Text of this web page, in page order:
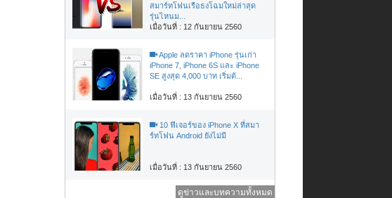
สมาร์ทโฟนเรือธงโฉมใหม่ล่าสุด
รุ่นไหนม...
เมื่อวันที่ : 12 กันยายน 2560
Apple ลดราคา iPhone รุ่นเก่า
iPhone 7, iPhone 6S และ iPhone
SE สูงสุด 4,000 บาท เริ่มต้...
เมื่อวันที่ : 13 กันยายน 2560
10 ฟีเจอร์ของ iPhone X ที่สมา
ร์ทโฟน Android ยังไม่มี
เมื่อวันที่ : 13 กันยายน 2560
ดูข่าวและบทความทั้งหมด